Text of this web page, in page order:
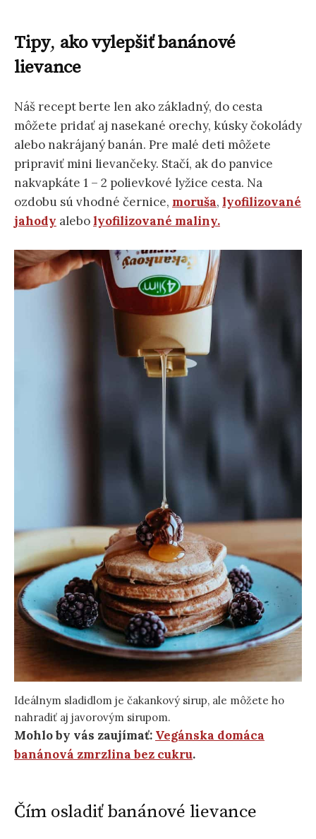
Tipy, ako vylepšiť banánové
lievance
Náš recept berte len ako základný, do cesta
môžete pridať aj nasekané orechy, kúsky čokolády
alebo nakrájaný banán. Pre malé deti môžete
pripraviť mini lievančeky. Stačí, ak do panvice
nakvapkáte 1 – 2 polievkové lyžice cesta. Na
ozdobu sú vhodné černice, moruša, lyofilizované
jahody alebolyofilizované maliny.
Ideálnym sladidlom je čakankový sirup, ale môžete ho
nahradiť aj javorovým sirupom.
Mohlo by vás zaujímať: Vegánska domáca
banánová zmrzlina bez cukru.
Čím osladiť banánové lievance